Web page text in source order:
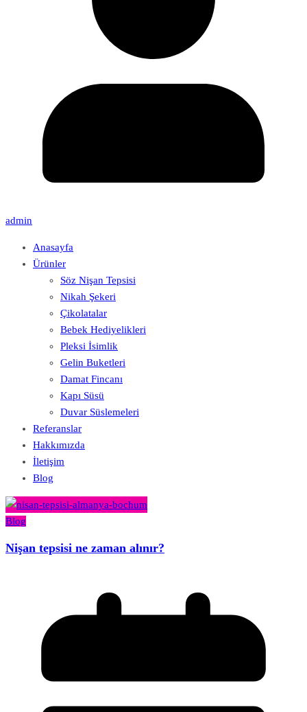
admin
Anasayfa
Ürünler
Söz Nişan Tepsisi
Nikah Şekeri
Çikolatalar
Bebek Hediyelikleri
Pleksi İsimlik
Gelin Buketleri
Damat Fincanı
Kapı Süsü
Duvar Süslemeleri
Referanslar
Hakkımızda
İletişim
Blog
Blog
Nişan tepsisi ne zaman alınır?